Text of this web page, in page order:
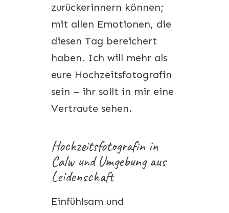
zurückerinnern können;
mit allen Emotionen, die
diesen Tag bereichert
haben. Ich will mehr als
eure Hochzeitsfotografin
sein – ihr sollt in mir eine
Vertraute sehen.
Hochzeitsfotografin in
Calw und Umgebung aus
Leidenschaft
Einfühlsam und